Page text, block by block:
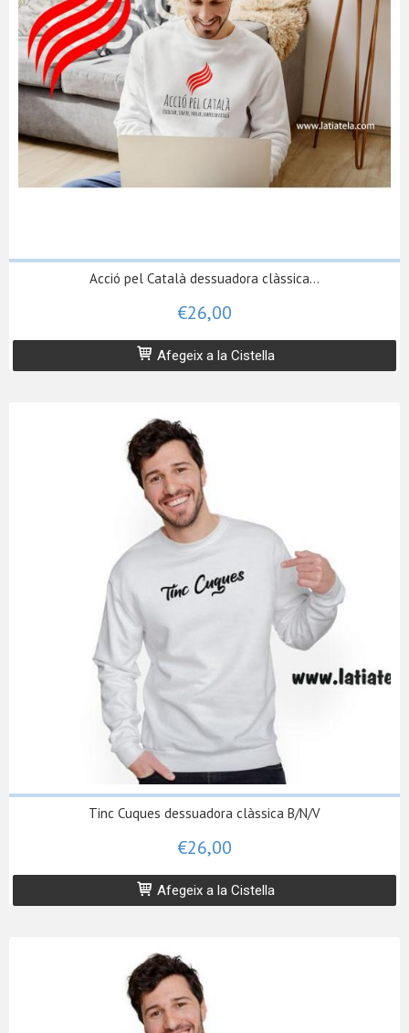
Acció pel Català dessuadora clàssica...
€26,00
Afegeix a la Cistella
Tinc Cuques dessuadora clàssica B/N/V
€26,00
Afegeix a la Cistella